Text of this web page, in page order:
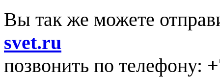
Вы так же можете
svet.ru
позвонить по телефону: